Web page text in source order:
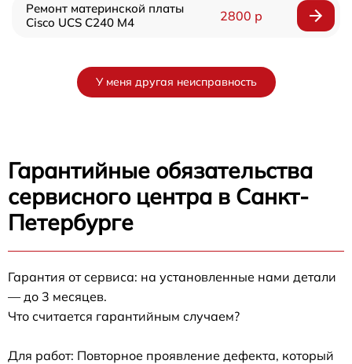
Ремонт материнской платы
Cisco UCS C240 M4
2800 р
У меня другая неисправность
Гарантийные обязательства
сервисного центра в Санкт-
Петербурге
Гарантия от сервиса: на установленные нами детали
— до 3 месяцев.
Что считается гарантийным случаем?
Для работ: Повторное проявление дефекта, который